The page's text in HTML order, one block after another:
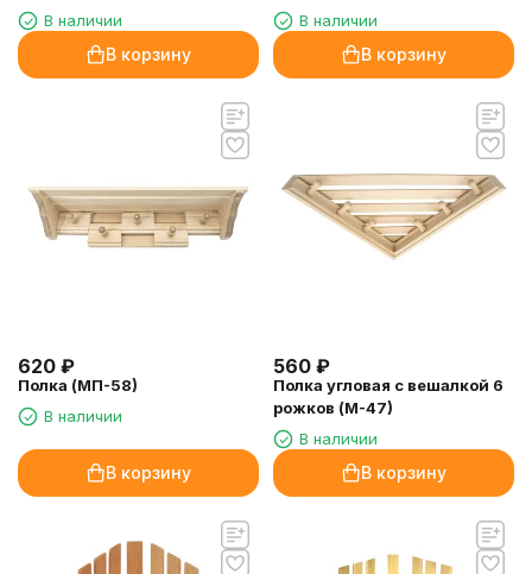
В наличии
В корзину
В наличии
В корзину
620 ₽
Полка (МП-58)
В наличии
В корзину
560 ₽
Полка угловая с вешалкой 6
рожков (М-47)
В наличии
В корзину